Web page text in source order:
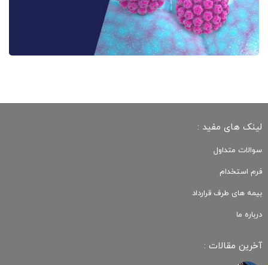
لینک های مفید :
سوالات متداول
فرم استخدام
بیمه های طرف قرارداد
درباره ما
آخرین مقالات :